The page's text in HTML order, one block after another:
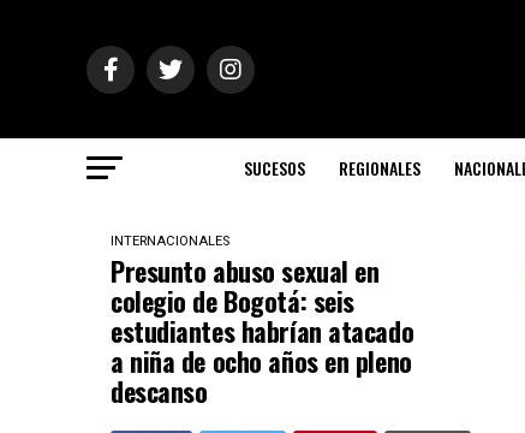
SUCESOS REGIONALES
INTERNACIONALES
Presunto abuso sexual en
colegio de Bogotá: seis
estudiantes habrían atacado
a niña de ocho años en pleno
descanso